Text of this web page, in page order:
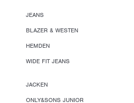
JEANS
BLAZER & WESTEN
HEMDEN
WIDE FIT JEANS
JACKEN
ONLY&SONS JUNIOR